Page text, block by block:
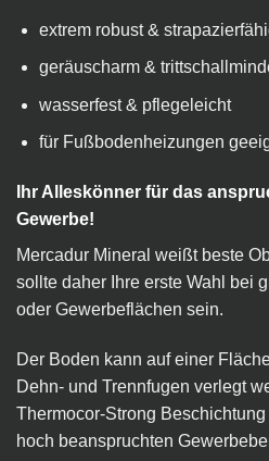
extrem robust &
geräuscharm &
wasserfest & pflegeleicht
für Fußbodenheizungen
Ihr Alleskönner für das
Gewerbe!
Mercadur Mineral weißt beste
sollte daher Ihre erste Wahl bei
oder Gewerbeflächen sein.
Der Boden kann auf einer
Dehn- und Trennfugen verlegt
Thermocor-Strong
hoch beanspruchten